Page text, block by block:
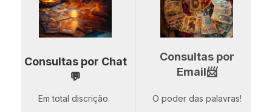
Consultas por Chat
💬
Em total discrição.
Consultas por
Email📨
O poder das palavras!